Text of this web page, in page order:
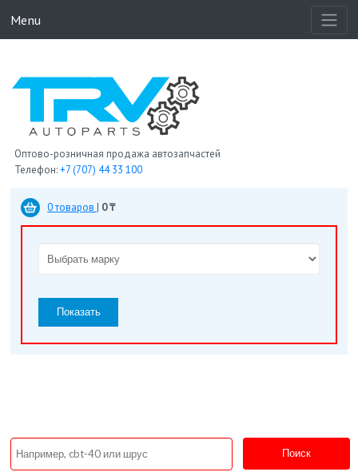
Menu
Оптово-розничная продажа автозапчастей
Телефон:+7 (707) 44 33 100
0 товаров | 0 ₸
Показать
Поиск